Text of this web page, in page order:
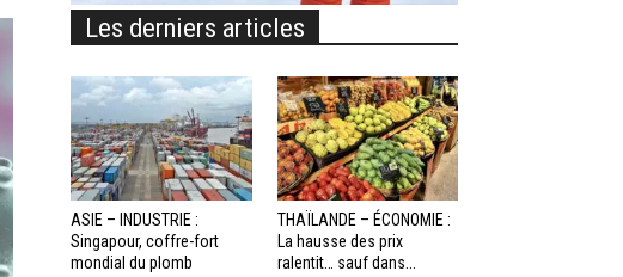
Les derniers articles
ASIE – INDUSTRIE :
Singapour, coffre-fort
mondial du plomb
THAÏLANDE – ÉCONOMIE :
La hausse des prix
ralentit… sauf dans...